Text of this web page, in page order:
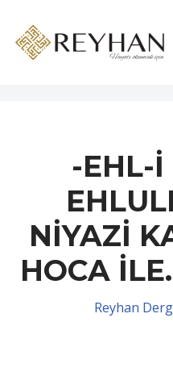
İçeriğe
-EHL-İ
NİYAZİ
HOCA
Reyhan